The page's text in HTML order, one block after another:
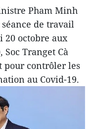
Pham Minh
de travail
octobre aux
Tranget Cà
pour contrôler les
au Covid-19.